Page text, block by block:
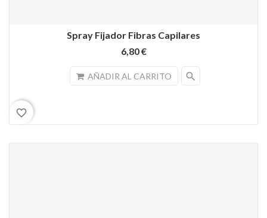
Spray Fijador Fibras Capilares
6,80 €
AÑADIR AL CARRITO search
favorite_border